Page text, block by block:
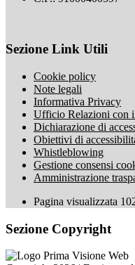
Sezione Link Utili
Cookie policy
Note legali
Informativa Privacy
Ufficio Relazioni con
Dichiarazione di
Obiettivi di
Whistleblowing
Gestione consensi
Amministrazione
Pagina visualizzata
Sezione Copyright